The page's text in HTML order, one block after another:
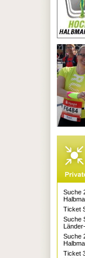
Suche
Ticket
Suche
Suche
Ticket